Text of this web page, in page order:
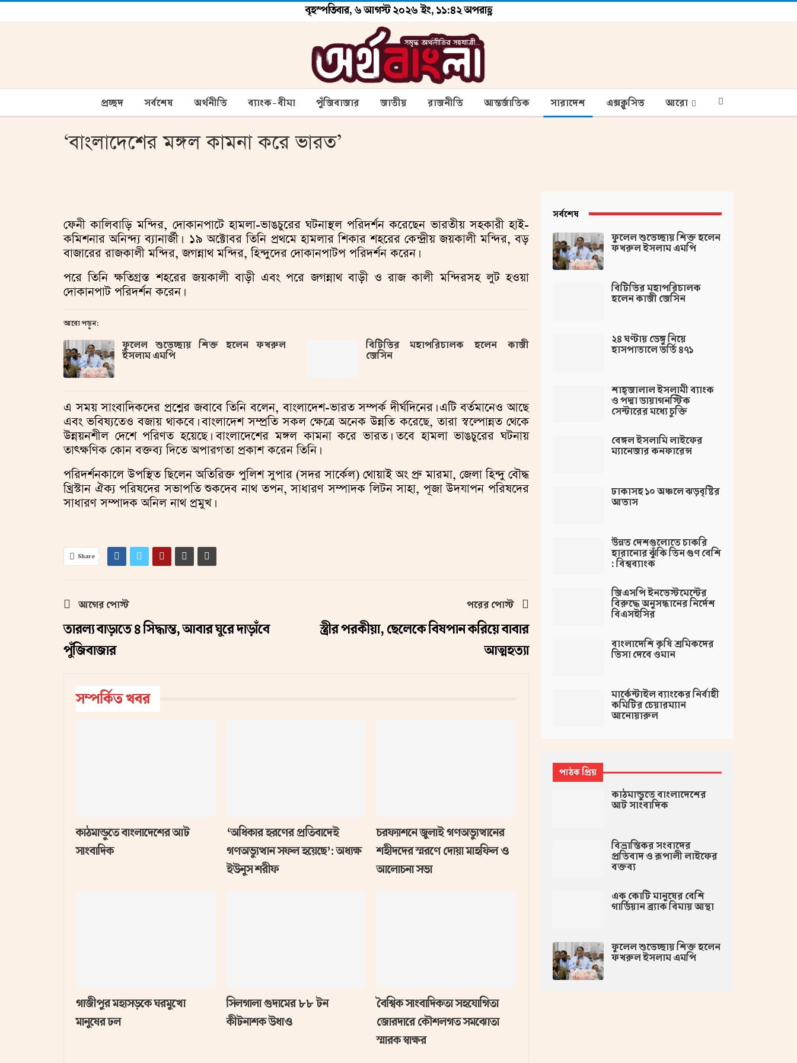
বৃহস্পতিবার, ৬ আগস্ট ২০২৬ ইং, ১১:৪২ অপরাহ্ণ
প্রচ্ছদ সর্বশেষ অর্থনীতি ব্যাংক-বীমা পুঁজিবাজার জাতীয় রাজনীতি আন্তর্জাতিক সারাদেশ এক্সক্লুসিভ আরো
‘বাংলাদেশের মঙ্গল কামনা করে ভারত’
ফেনী কালিবাড়ি মন্দির, দোকানপাটে হামলা-ভাঙচুরের ঘটনাস্থল পরিদর্শন করেছেন ভারতীয় সহকারী হাই-
কমিশনার অনিন্দ্য ব্যানার্জী। ১৯ অক্টোবর তিনি প্রথমে হামলার শিকার শহরের কেন্দ্রীয় জয়কালী মন্দির, বড়
বাজারের রাজকালী মন্দির, জগন্নাথ মন্দির, হিন্দুদের দোকানপাটপ পরিদর্শন করেন।
পরে তিনি ক্ষতিগ্রস্ত শহরের জয়কালী বাড়ী এবং পরে জগন্নাথ বাড়ী ও রাজ কালী মন্দিরসহ লুট হওয়া
দোকানপাট পরিদর্শন করেন।
আরো পড়ুন:
ফুলেল শুভেচ্ছায় শিক্ত হলেন ফখরুল
ইসলাম এমপি
বিটিভির মহাপরিচালক হলেন কাজী
জেসিন
এ সময় সাংবাদিকদের প্রশ্নের জবাবে তিনি বলেন, বাংলাদেশ-ভারত সম্পর্ক দীর্ঘদিনের। এটি বর্তমানেও আছে
এবং ভবিষ্যতেও বজায় থাকবে। বাংলাদেশ সম্প্রতি সকল ক্ষেত্রে অনেক উন্নতি করেছে, তারা স্বল্পোন্নত থেকে
উন্নয়নশীল দেশে পরিণত হয়েছে। বাংলাদেশের মঙ্গল কামনা করে ভারত। তবে হামলা ভাঙচুরের ঘটনায়
তাৎক্ষণিক কোন বক্তব্য দিতে অপারগতা প্রকাশ করেন তিনি।
পরিদর্শনকালে উপস্থিত ছিলেন অতিরিক্ত পুলিশ সুপার (সদর সার্কেল) থোয়াই অং প্রু মারমা, জেলা হিন্দু বৌদ্ধ
খ্রিস্টান ঐক্য পরিষদের সভাপতি শুকদেব নাথ তপন, সাধারণ সম্পাদক লিটন সাহা, পূজা উদযাপন পরিষদের
সাধারণ সম্পাদক অনিল নাথ প্রমুখ।
Share
আগের পোস্ট
তারল্য বাড়াতে ৪ সিদ্ধান্ত, আবার ঘুরে দাড়াঁবে
পুঁজিবাজার
পরের পোস্ট
স্ত্রীর পরকীয়া, ছেলেকে বিষপান করিয়ে বাবার
আত্মহত্যা
সম্পর্কিত খবর
কাঠমান্ডুতে বাংলাদেশের আট
সাংবাদিক
‘অধিকার হরণের প্রতিবাদেই
গণঅভ্যুত্থান সফল হয়েছে’: অধ্যক্ষ
ইউনুস শরীফ
চরফ্যাশনে জুলাই গণঅভ্যুত্থানের
শহীদদের স্মরণে দোয়া মাহফিল ও
আলোচনা সভা
গাজীপুর মহাসড়কে ঘরমুখো
মানুষের ঢল
সিলগালা গুদামের ৮৮ টন
কীটনাশক উধাও
বৈশ্বিক সাংবাদিকতা সহযোগিতা
জোরদারে কৌশলগত সমঝোতা
স্মারক স্বাক্ষর
সর্বশেষ
ফুলেল শুভেচ্ছায় শিক্ত হলেন
ফখরুল ইসলাম এমপি
বিটিভির মহাপরিচালক
হলেন কাজী জেসিন
২৪ ঘণ্টায় ডেঙ্গু নিয়ে
হাসপাতালে ভর্তি ৪৭১
শাহ্জালাল ইসলামী ব্যাংক
ও পদ্মা ডায়াগনস্টিক
সেন্টারের মধ্যে চুক্তি
বেঙ্গল ইসলামি লাইফের
ম্যানেজার কনফারেন্স
ঢাকাসহ ১০ অঞ্চলে ঝড়বৃষ্টির
আভাস
উন্নত দেশগুলোতে চাকরি
হারানোর ঝুঁকি তিন গুণ বেশি
: বিশ্বব্যাংক
জিএসপি ইনভেস্টমেন্টের
বিরুদ্ধে অনুসন্ধানের নির্দেশ
বিএসইসির
বাংলাদেশি কৃষি শ্রমিকদের
ভিসা দেবে ওমান
মার্কেন্টাইল ব্যাংকের নির্বাহী
কমিটির চেয়ারম্যান
আনোয়ারুল
পাঠক প্রিয়
কাঠমান্ডুতে বাংলাদেশের
আট সাংবাদিক
বিভ্রান্তিকর সংবাদের
প্রতিবাদ ও রূপালী লাইফের
বক্তব্য
এক কোটি মানুষের বেশি
গার্ডিয়ান ব্র্যাক বিমায় আস্থা
ফুলেল শুভেচ্ছায় শিক্ত হলেন
ফখরুল ইসলাম এমপি